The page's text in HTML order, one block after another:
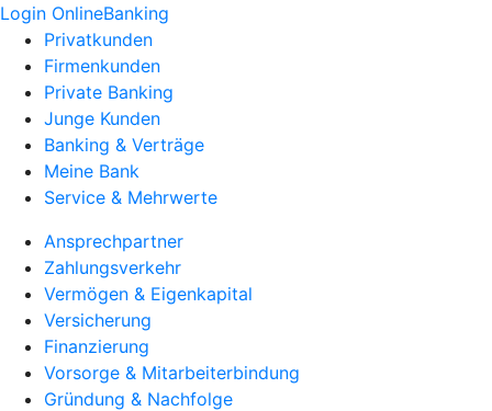
Login OnlineBanking
Privatkunden
Firmenkunden
Private Banking
Junge Kunden
Banking & Verträge
Meine Bank
Service & Mehrwerte
Ansprechpartner
Zahlungsverkehr
Vermögen & Eigenkapital
Versicherung
Finanzierung
Vorsorge & Mitarbeiterbindung
Gründung & Nachfolge